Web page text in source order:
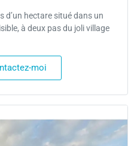
d’un hectare situé dans un
à deux pas du joli village
moi